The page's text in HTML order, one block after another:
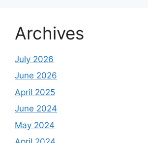
Archives
July 2026
June 2026
April 2025
June 2024
May 2024